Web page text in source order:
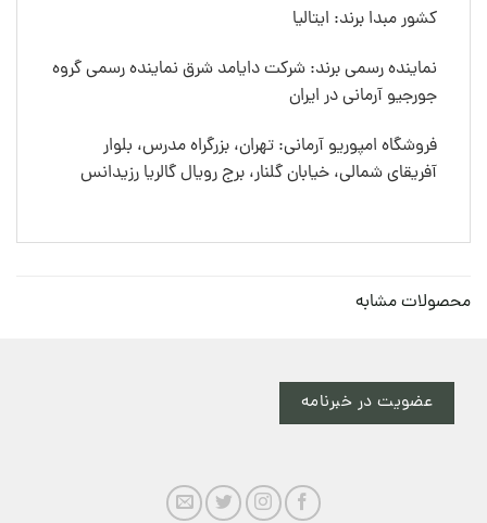
کشور مبدا برند: ایتالیا
نماینده رسمی برند: شرکت دایامد شرق نماینده رسمی گروه
جورجیو آرمانی در ایران
فروشگاه امپوریو آرمانی: تهران، بزرگراه مدرس، بلوار
آفریقای شمالی، خیابان گلنار، برج رویال گالریا رزیدانس
محصولات مشابه
عضویت در خبرنامه